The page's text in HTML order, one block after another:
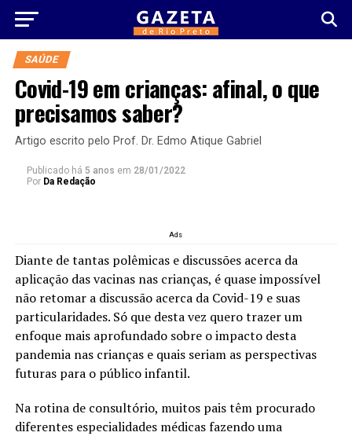
SAÚDE
Covid-19 em crianças: afinal, o que
precisamos saber?
Artigo escrito pelo Prof. Dr. Edmo Atique Gabriel
Publicado há 5 anos em 28/01/2022
Por Da Redação
Ads
Diante de tantas polêmicas e discussões acerca da
aplicação das vacinas nas crianças, é quase impossível
não retomar a discussão acerca da Covid-19 e suas
particularidades. Só que desta vez quero trazer um
enfoque mais aprofundado sobre o impacto desta
pandemia nas crianças e quais seriam as perspectivas
futuras para o público infantil.
Na rotina de consultório, muitos pais têm procurado
diferentes especialidades médicas fazendo uma